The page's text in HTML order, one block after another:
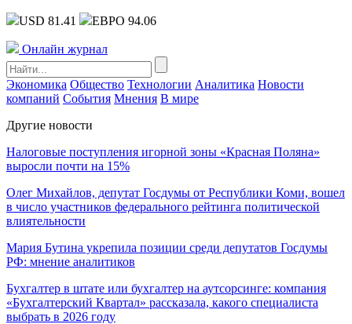
USD 81.41 ЕВРО 94.06
Онлайн журнал
Экономика Общество Технологии Аналитика Новости
компаний События Мнения В мире
Другие новости
Налоговые поступления игорной зоны «Красная Поляна»
выросли почти на 15%
Олег Михайлов, депутат Госдумы от Республики Коми, вошел
в число участников федерального рейтинга политической
влиятельности
Мария Бутина укрепила позиции среди депутатов Госдумы
РФ: мнение аналитиков
Бухгалтер в штате или бухгалтер на аутсорсинге: компания
«Бухгалтерский Квартал» рассказала, какого специалиста
выбрать в 2026 году